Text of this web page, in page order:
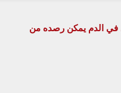
في الدم يمكن رصده من